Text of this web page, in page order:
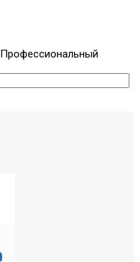
Профессиональный